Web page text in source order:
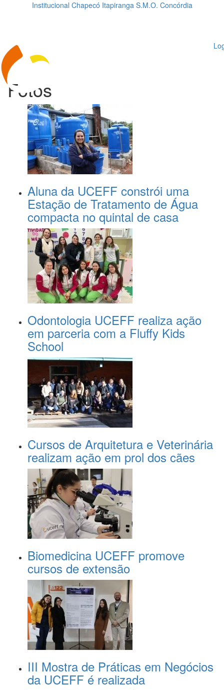
Institucional Chapecó Itapiranga S.M.O. Concórdia
Fotos
Aluna da UCEFF constrói uma
Estação de Tratamento de Água
compacta no quintal de casa
Odontologia UCEFF realiza ação
em parceria com a Fluffy Kids
School
Cursos de Arquitetura e Veterinária
realizam ação em prol dos cães
Biomedicina UCEFF promove
cursos de extensão
III Mostra de Práticas em Negócios
da UCEFF é realizada